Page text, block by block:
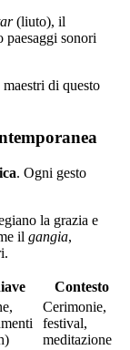
(liuto), il
paesaggi sonori
di questo
. Ogni gesto
la grazia e
il gangia,
Contesto
Cerimonie,
festival,
meditazione